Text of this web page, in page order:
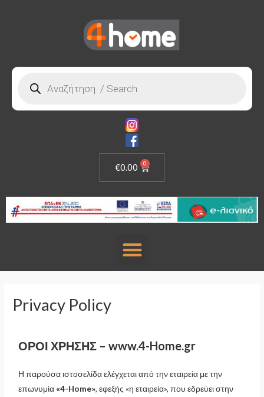
€0.00 0
Privacy Policy
ΟΡΟΙ ΧΡΗΣΗΣ – www.4-Home.gr
Η παρούσα ιστοσελίδα ελέγχεται από την εταιρεία με την
επωνυμία «4-Home», εφεξής «η εταιρεία», που εδρεύει στην